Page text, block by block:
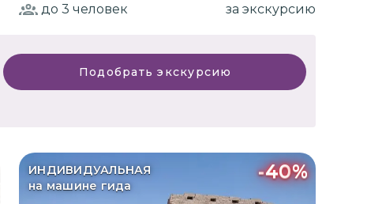
до 3 человек за экскурсию
Подобрать экскурсию
ИНДИВИДУАЛЬНАЯ
на машине гида
-40%